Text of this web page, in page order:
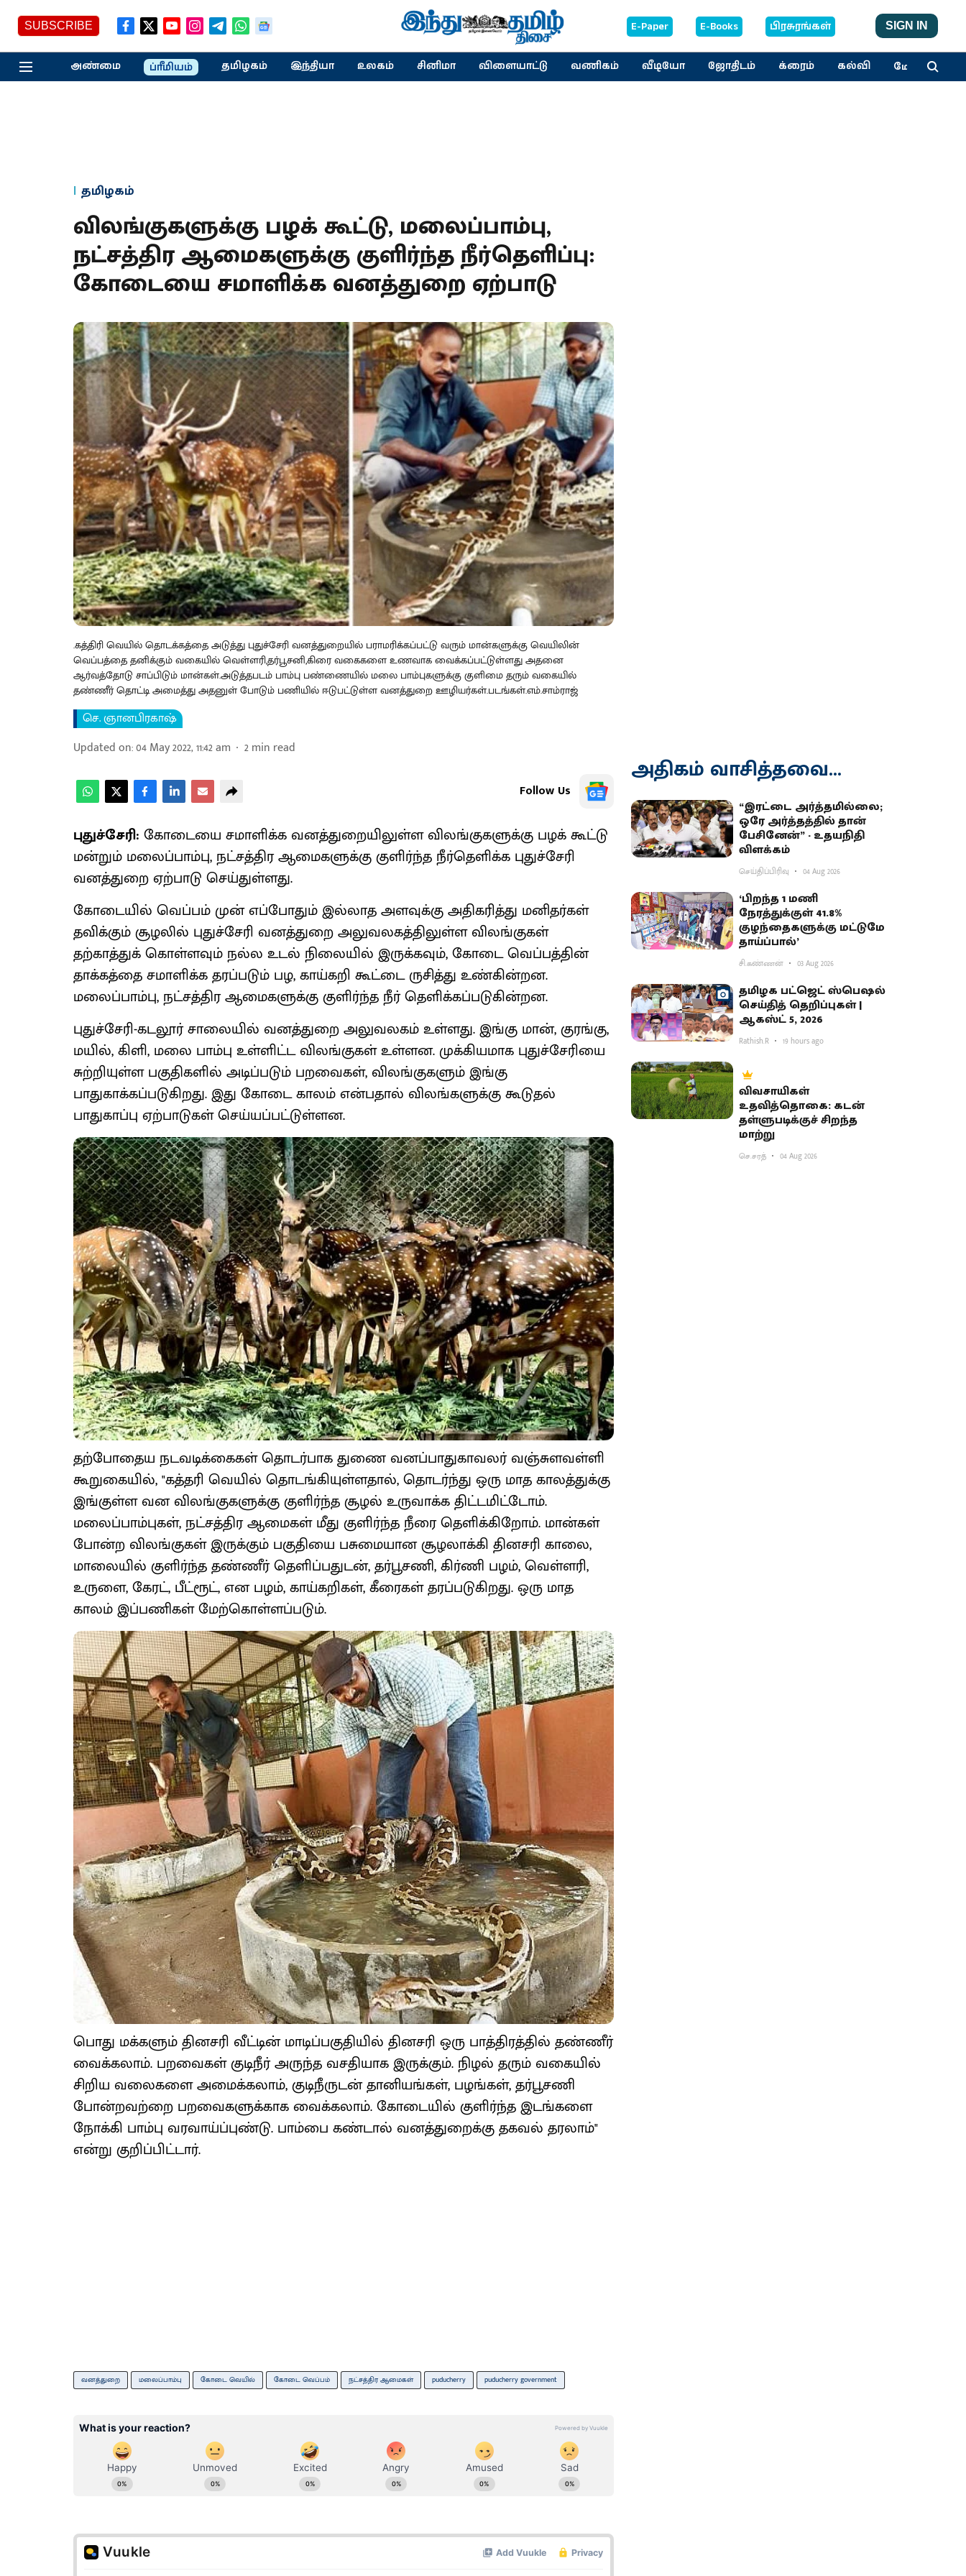
SUBSCRIBE E-Paper E-Books பிரசுரங்கள் SIGN IN
அண்மை ப்ரீமியம் தமிழகம் இந்தியா உலகம் சினிமா விளையாட்டு வணிகம் வீடியோ ஜோதிடம் க்ரைம் கல்வி மேலும்
தமிழகம்
விலங்குகளுக்கு பழக் கூட்டு, மலைப்பாம்பு,
நட்சத்திர ஆமைகளுக்கு குளிர்ந்த நீர்தெளிப்பு:
கோடையை சமாளிக்க வனத்துறை ஏற்பாடு
.கத்திரி வெயில் தொடக்கத்தை அடுத்து புதுச்சேரி வனத்துறையில் பராமரிக்கப்பட்டு வரும் மான்களுக்கு வெயிலின்
வெப்பத்தை தனிக்கும் வகையில் வெள்ளரி,தர்பூசனி,கிரை வகைகளை உணவாக வைக்கப்பட்டுள்ளது அதனை
ஆர்வத்தோடு சாப்பிடும் மான்கள்.அடுத்தபடம் பாம்பு பண்ணையில் மலை பாம்புகளுக்கு குளிமை தரும் வகையில்
தண்ணீர் தொட்டி அமைத்து அதனுள் போடும் பணியில் ஈடுபட்டுள்ள வனத்துறை ஊழியர்கள்.படங்கள்.எம்.சாம்ராஜ்
செ. ஞானபிரகாஷ்
Updated on:04 May 2022, 11:42 am 2min read
Follow Us
புதுச்சேரி: கோடையை சமாளிக்க வனத்துறையிலுள்ள விலங்குகளுக்கு பழக் கூட்டு
மன்றும் மலைப்பாம்பு, நட்சத்திர ஆமைகளுக்கு குளிர்ந்த நீர்தெளிக்க புதுச்சேரி
வனத்துறை ஏற்பாடு செய்துள்ளது.
கோடையில் வெப்பம் முன் எப்போதும் இல்லாத அளவுக்கு அதிகரித்து மனிதர்கள்
தவிக்கும் சூழலில் புதுச்சேரி வனத்துறை அலுவலகத்திலுள்ள விலங்குகள்
தற்காத்துக் கொள்ளவும் நல்ல உடல் நிலையில் இருக்கவும், கோடை வெப்பத்தின்
தாக்கத்தை சமாளிக்க தரப்படும் பழ, காய்கறி கூட்டை ருசித்து உண்கின்றன.
மலைப்பாம்பு, நட்சத்திர ஆமைகளுக்கு குளிர்ந்த நீர் தெளிக்கப்படுகின்றன.
புதுச்சேரி-கடலூர் சாலையில் வனத்துறை அலுவலகம் உள்ளது. இங்கு மான், குரங்கு,
மயில், கிளி, மலை பாம்பு உள்ளிட்ட விலங்குகள் உள்ளன. முக்கியமாக புதுச்சேரியை
சுற்றியுள்ள பகுதிகளில் அடிப்படும் பறவைகள், விலங்குகளும் இங்கு
பாதுகாக்கப்படுகிறது. இது கோடை காலம் என்பதால் விலங்களுக்கு கூடுதல்
பாதுகாப்பு ஏற்பாடுகள் செய்யப்பட்டுள்ளன.
தற்போதைய நடவடிக்கைகள் தொடர்பாக துணை வனப்பாதுகாவலர் வஞ்சுளவள்ளி
கூறுகையில், "கத்தரி வெயில் தொடங்கியுள்ளதால், தொடர்ந்து ஒரு மாத காலத்துக்கு
இங்குள்ள வன விலங்குகளுக்கு குளிர்ந்த சூழல் உருவாக்க திட்டமிட்டோம்.
மலைப்பாம்புகள், நட்சத்திர ஆமைகள் மீது குளிர்ந்த நீரை தெளிக்கிறோம். மான்கள்
போன்ற விலங்குகள் இருக்கும் பகுதியை பசுமையான சூழலாக்கி தினசரி காலை,
மாலையில் குளிர்ந்த தண்ணீர் தெளிப்பதுடன், தர்பூசணி, கிர்ணி பழம், வெள்ளரி,
உருளை, கேரட், பீட்ரூட், என பழம், காய்கறிகள், கீரைகள் தரப்படுகிறது. ஒரு மாத
காலம் இப்பணிகள் மேற்கொள்ளப்படும்.
பொது மக்களும் தினசரி வீட்டின் மாடிப்பகுதியில் தினசரி ஒரு பாத்திரத்தில் தண்ணீர்
வைக்கலாம். பறவைகள் குடிநீர் அருந்த வசதியாக இருக்கும். நிழல் தரும் வகையில்
சிறிய வலைகளை அமைக்கலாம், குடிநீருடன் தானியங்கள், பழங்கள், தர்பூசணி
போன்றவற்றை பறவைகளுக்காக வைக்கலாம். கோடையில் குளிர்ந்த இடங்களை
நோக்கி பாம்பு வரவாய்ப்புண்டு. பாம்பை கண்டால் வனத்துறைக்கு தகவல் தரலாம்"
என்று குறிப்பிட்டார்.
வனத்துறை மலைப்பாம்பு கோடை வெயில் கோடை வெப்பம் நட்சத்திர ஆமைகள் puducherry puducherry government
அதிகம் வாசித்தவை...
“இரட்டை அர்த்தமில்லை;
ஒரே அர்த்தத்தில் தான்
பேசினேன்” - உதயநிதி
விளக்கம்
செய்திப்பிரிவு 04 Aug 2026
‘பிறந்த 1 மணி
நேரத்துக்குள் 41.8%
குழந்தைகளுக்கு மட்டுமே
தாய்ப்பால்’
சி.கண்ணன் 03 Aug 2026
தமிழக பட்ஜெட் ஸ்பெஷல்
செய்தித் தெறிப்புகள் |
ஆகஸ்ட் 5, 2026
Rathish.R 19 hours ago
விவசாயிகள்
உதவித்தொகை: கடன்
தள்ளுபடிக்குச் சிறந்த
மாற்று
செ.சரத் 04 Aug 2026